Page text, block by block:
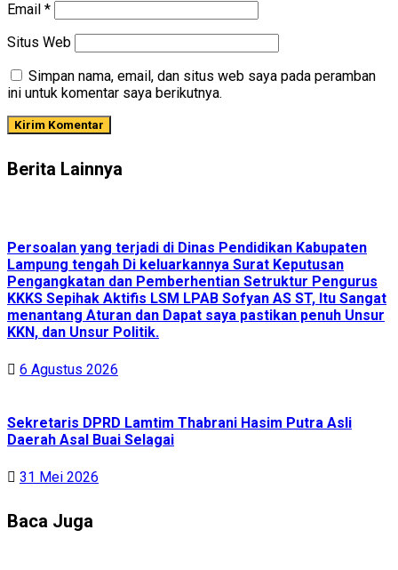
Email *
Situs Web
Simpan nama, email, dan situs web saya pada peramban
ini untuk komentar saya berikutnya.
Berita Lainnya
Persoalan yang terjadi di Dinas Pendidikan Kabupaten
Lampung tengah Di keluarkannya Surat Keputusan
Pengangkatan dan Pemberhentian Setruktur Pengurus
KKKS Sepihak Aktifis LSM LPAB Sofyan AS ST, Itu Sangat
menantang Aturan dan Dapat saya pastikan penuh Unsur
KKN, dan Unsur Politik.
6 Agustus 2026
Sekretaris DPRD Lamtim Thabrani Hasim Putra Asli
Daerah Asal Buai Selagai
31 Mei 2026
Baca Juga